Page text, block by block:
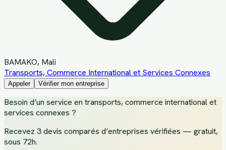
BAMAKO, Mali
Transports, Commerce International et Services Connexes
Appeler Vérifier mon entreprise
Besoin d’un service en transports, commerce international et
services connexes ?
Recevez 3 devis comparés d’entreprises vérifiées — gratuit,
sous 72h.